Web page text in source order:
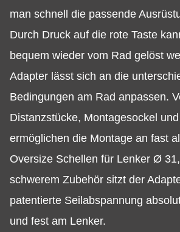
man schnell die passende
Durch Druck auf die rote Taste
bequem wieder vom Rad gelöst
Adapter lässt sich an die
Bedingungen am Rad anpassen.
Distanzstücke, Montagesockel
ermöglichen die Montage an fast
Oversize Schellen für Lenker Ø
schwerem Zubehör sitzt der
patentierte Seilabspannung
und fest am Lenker.